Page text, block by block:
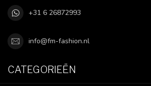
+31 6 26872993
info@fm-fashion.nl
CATEGORIEËN